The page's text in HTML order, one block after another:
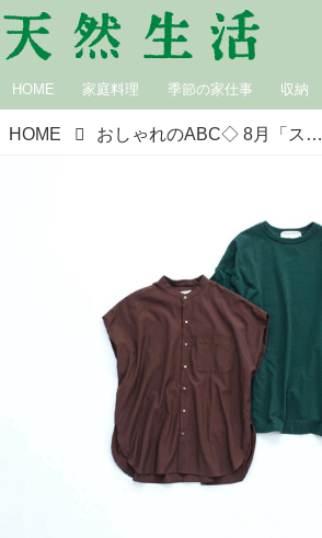
HOME 家庭料理 季節の家仕事 収納
HOME おしゃれのABC◇ 8月「スムーズに秋に移行する」その（1）～アイテムを選別～ 現役スタイリストが、おしゃれの悩みを解決｜植村美智子